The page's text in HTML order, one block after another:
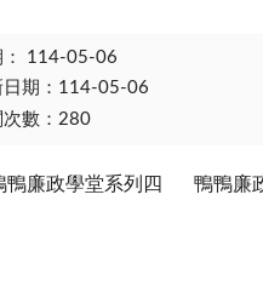
114-05-06
日期：114-05-06
次數：280
鴨鴨廉